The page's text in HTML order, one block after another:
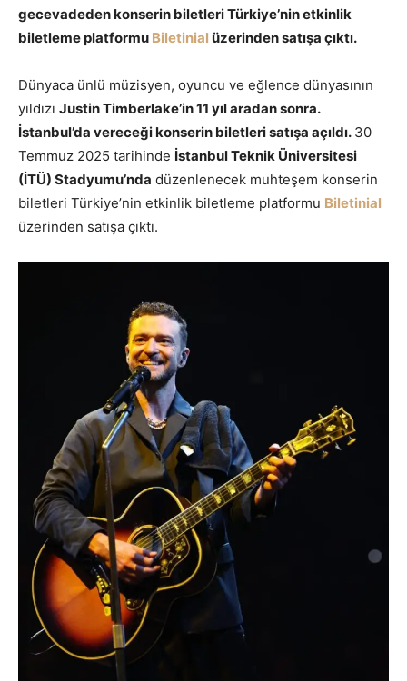
gecevadeden konserin biletleri Türkiye’nin etkinlik
biletleme platformu Biletinial üzerinden satışa çıktı.
Dünyaca ünlü müzisyen, oyuncu ve eğlence dünyasının
yıldızı Justin Timberlake’in 11 yıl aradan sonra.
İstanbul’da vereceği konserin biletleri satışa açıldı. 30
Temmuz 2025 tarihinde İstanbul Teknik Üniversitesi
(İTÜ) Stadyumu’nda düzenlenecek muhteşem konserin
biletleri Türkiye’nin etkinlik biletleme platformu Biletinial
üzerinden satışa çıktı.